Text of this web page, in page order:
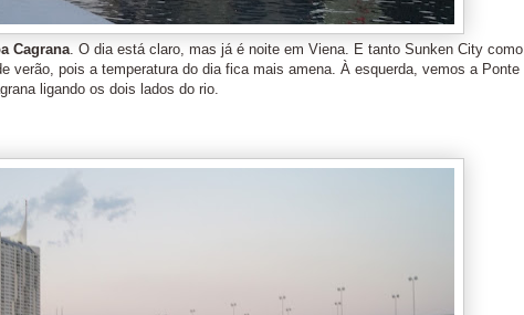
Cagrana. O dia está claro, mas já é noite em Viena. E tanto Sunken City como
verão, pois a temperatura do dia fica mais amena. À esquerda, vemos a Ponte
ligando os dois lados do rio.